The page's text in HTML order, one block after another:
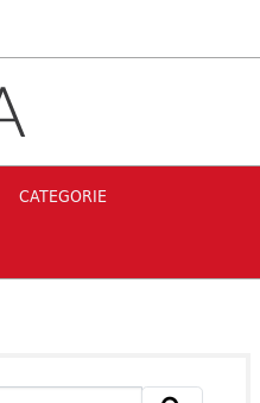
CATEGORIE